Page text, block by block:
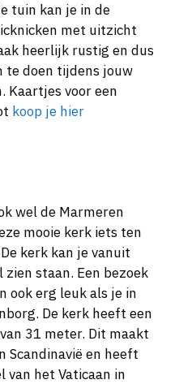
tuin kan je in de
met uitzicht
heerlijk rustig en dus
te doen tijdens jouw
Kaartjes voor een
koop je hier
wel de Marmeren
mooie kerk iets ten
kerk kan je vanuit
zien staan. Een bezoek
ook erg leuk als je in
De kerk heeft een
31 meter. Dit maakt
Scandinavië en heeft
van het Vaticaan in